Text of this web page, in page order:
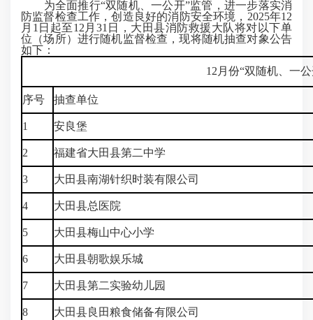
为全面推行“双随机、一公开”监管，进一步落实消
防监督检查工作，创造良好的消防安全环境，2025年12
月1日起至12 月31日
，大田县消防救援大队将对以下单
位（场所）进行随机监督检查，现将随机抽查对象公告
如下：
12月份“双随机、一
序号 抽查单位
1 安良堡
2 福建省大田县第二中学
3 大田县南湖针织时装有限公司
4 大田县总医院
5 大田县梅山中心小学
6 大田县朝歌娱乐城
7 大田县第二实验幼儿园
8 大田县良田粮食储备有限公司